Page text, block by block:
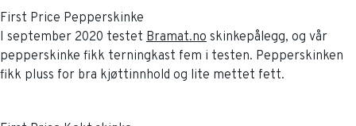
First Price Pepperskinke
I september 2020 testet Bramat.no skinkepålegg, og vår
pepperskinke fikk terningkast fem i testen. Pepperskinken
fikk pluss for bra kjøttinnhold og lite mettet fett.